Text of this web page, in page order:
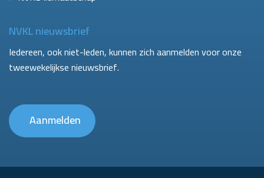
NVKL nieuwsbrief
Iedereen, ook niet-leden, kunnen zich aanmelden voor onze
tweewekelijkse nieuwsbrief.
Aanmelden